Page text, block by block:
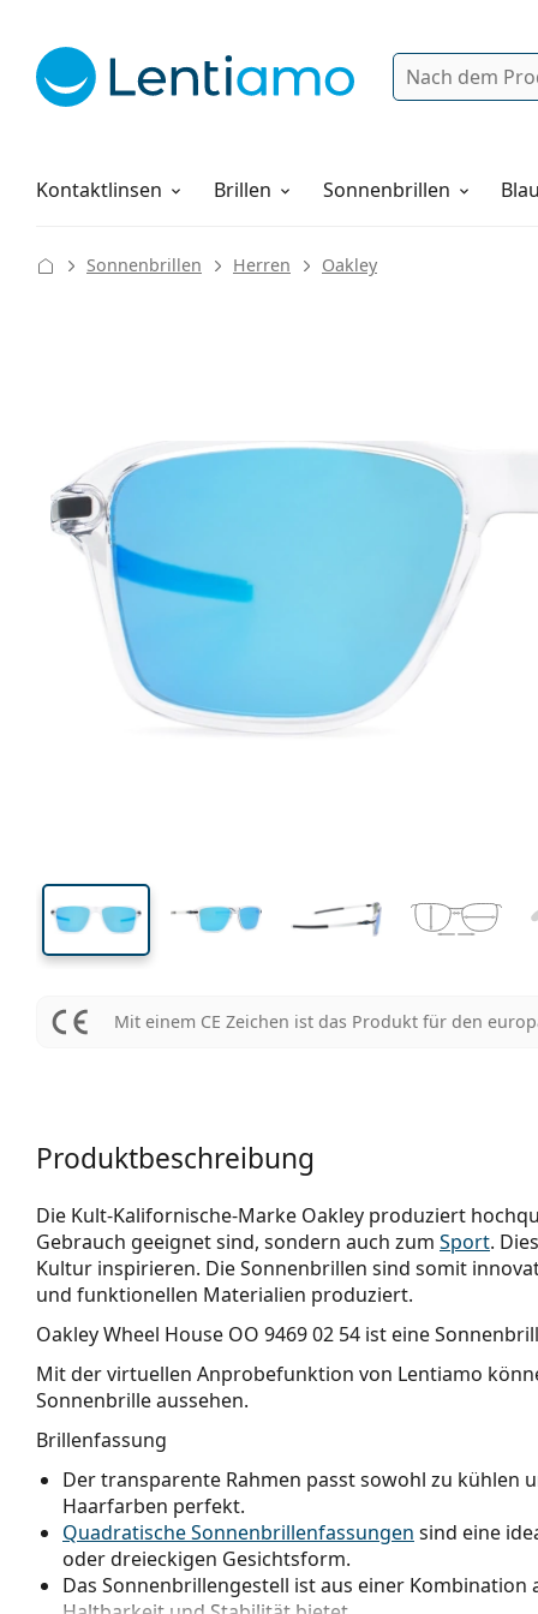
Suche
Kontaktlinsen
Pflegemittel Brillen Sonnenbrillen
Alles über den Einkauf
Sonnenbrillen Herren Oakley
39 mm
Glashöhe
54 mm
Glasbreite
Mit einem CE Zeichen ist das Produkt für den
Produktbeschreibung
Die Kult-Kalifornische-Marke Oakley produziert
Gebrauch geeignet sind, sondern auch zum Sport.
Kultur inspirieren. Die Sonnenbrillen sind somit
und funktionellen Materialien produziert.
Oakley Wheel House OO 9469 02 54 ist eine
Mit der virtuellen Anprobefunktion von Lentiamo
Sonnenbrille aussehen.
Brillenfassung
Der transparente Rahmen passt sowohl zu kühlen
Haarfarben perfekt.
Quadratische Sonnenbrillenfassungen sind eine
oder dreieckigen Gesichtsform.
Das Sonnenbrillengestell ist aus einer